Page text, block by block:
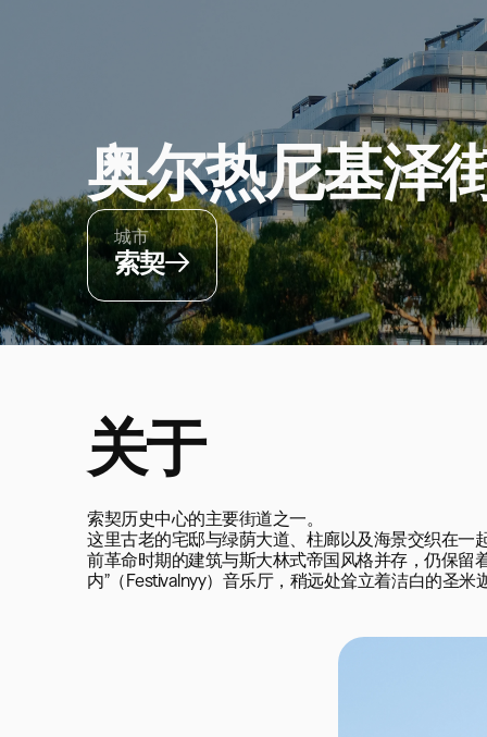
奥尔热尼基泽
城市
索契
关于
索契历史中心的主要街道之一。
这里古老的宅邸与绿荫大道、柱廊以及海景交织在一
前革命时期的建筑与斯大林式帝国风格并存，仍保留
内”（Festivalnyy）音乐厅，稍远处耸立着洁白的圣米